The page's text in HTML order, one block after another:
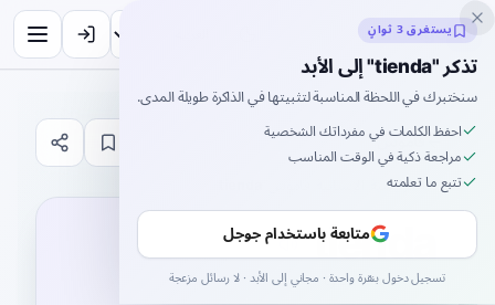
Inklingo
قاموس
الصفحة الرئيسية
tienda
tyen-da ˈtjenda
يستغرق 3 ثوانٍ
تذكر "tienda" إلى الأبد
سنختبرك في اللحظة المناسبة لتثبيتها في الذاكرة طويلة المدى.
احفظ الكلمات في مفرداتك الشخصية
مراجعة ذكية في الوقت المناسب
تتبع ما تعلمته
متابعة باستخدام جوجل
تسجيل دخول بنقرة واحدة · مجاني إلى الأبد · لا رسائل مزعجة